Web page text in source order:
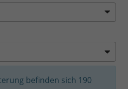
befinden sich 190